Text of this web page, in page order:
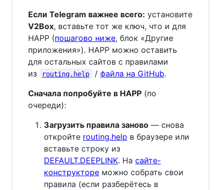
Если Telegram важнее всего: установите
V2Box, вставьте тот же ключ, что и для
HAPP (пошагово ниже, блок «Другие
приложения»). HAPP можно оставить
для остальных сайтов с правилами
из
routing.help / файла на GitHub.
Сначала попробуйте в HAPP (по
очереди):
Загрузить правила заново — снова
откройте routing.help в браузере или
вставьте строку из
DEFAULT.DEEPLINK. На сайте-
конструкторе можно собрать свои
правила (если разберётесь в